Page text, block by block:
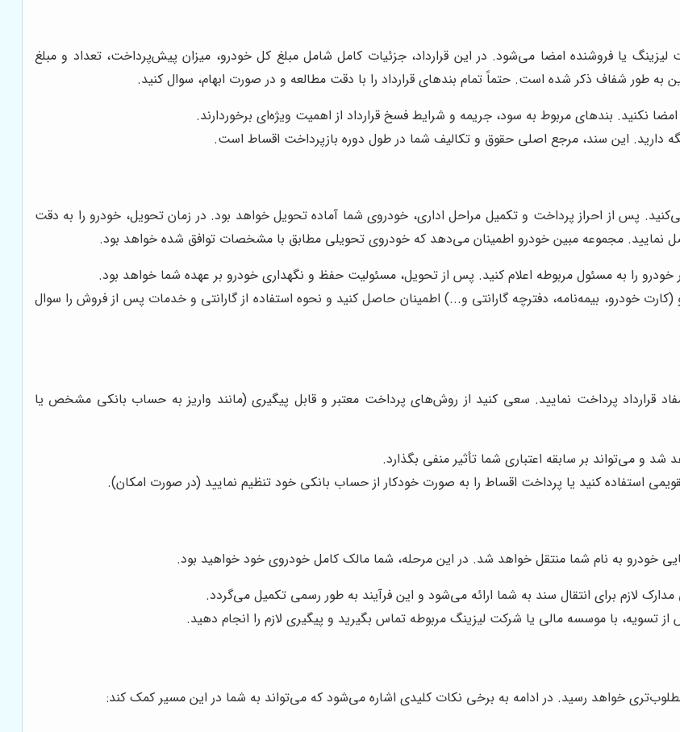
یا فروشنده امضا می‌شود. در این قرارداد، جزئیات کامل شامل مبلغ کل خودرو، میزان پیش‌پرداخت، تعداد و مبلغ
طور شفاف ذکر شده است. حتماً تمام بندهای قرارداد را با دقت مطالعه و در صورت ابهام، سوال کنید.
نکنید. بندهای مربوط به سود، جریمه و شرایط فسخ قرارداد از اهمیت ویژه‌ای برخوردارند.
دارید. این سند، مرجع اصلی حقوق و تکالیف شما در طول دوره بازپرداخت اقساط است.
پس از احراز پرداخت و تکمیل مراحل اداری، خودروی شما آماده تحویل خواهد بود. در زمان تحویل، خودرو را به دقت
مجموعه مبین خودرو اطمینان می‌دهد که خودروی تحویلی مطابق با مشخصات توافق شده خواهد بود.
خودرو را به مسئول مربوطه اعلام کنید. پس از تحویل، مسئولیت حفظ و نگهداری خودرو بر عهده شما خواهد بود.
خودرو، بیمه‌نامه، دفترچه گارانتی و...) اطمینان حاصل کنید و نحوه استفاده از گارانتی و خدمات پس از فروش را سوال
قرارداد پرداخت نمایید. سعی کنید از روش‌های پرداخت معتبر و قابل پیگیری (مانند واریز به حساب بانکی مشخص یا
و می‌تواند بر سابقه اعتباری شما تأثیر منفی بگذارد.
استفاده کنید یا پرداخت اقساط را به صورت خودکار از حساب بانکی خود تنظیم نمایید (در صورت امکان).
خودرو به نام شما منتقل خواهد شد. در این مرحله، شما مالک کامل خودروی خود خواهید بود.
لازم برای انتقال سند به شما ارائه می‌شود و این فرآیند به طور رسمی تکمیل می‌گردد.
تسویه، با موسسه مالی یا شرکت لیزینگ مربوطه تماس بگیرید و پیگیری لازم را انجام دهید.
خواهد رسید. در ادامه به برخی نکات کلیدی اشاره می‌شود که می‌تواند به شما در این مسیر کمک کند: